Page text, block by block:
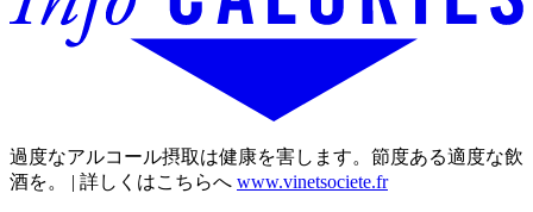
過度なアルコール摂取は健康を害します。節度ある適度な飲
酒を。 | 詳しくはこちらへ www.vinetsociete.fr